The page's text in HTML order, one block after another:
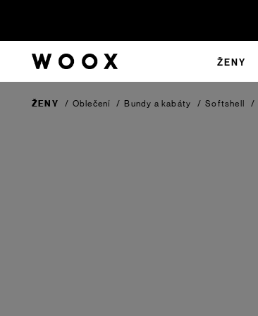
ŽENY
ŽENY / Oblečení / Bundy a kabáty / Softshell /